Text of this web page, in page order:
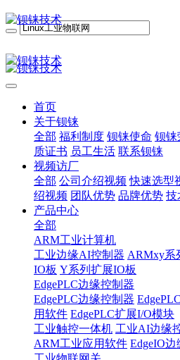
首页
关于钡铼
全部 福利制度 钡铼使命 钡铼
质证书 员工生活 联系钡铼
视频访厂
全部 公司介绍视频 快速选型
绍视频 团队优势 品牌优势 技
产品中心
全部
ARM工业计算机
工业边缘AI控制器 ARMxy系
IO板 Y系列扩展IO板
EdgePLC边缘控制器
EdgePLC边缘控制器
用软件 EdgePLC扩展I/O模块
工业触控一体机 工业AI边缘
ARM工业应用软件 EdgeIO